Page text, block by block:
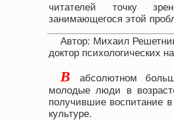
читателей точку
занимающегося этой
Автор: Михаил
доктор психологических
В
абсолютном
молодые люди в
получившие воспитание
культуре.